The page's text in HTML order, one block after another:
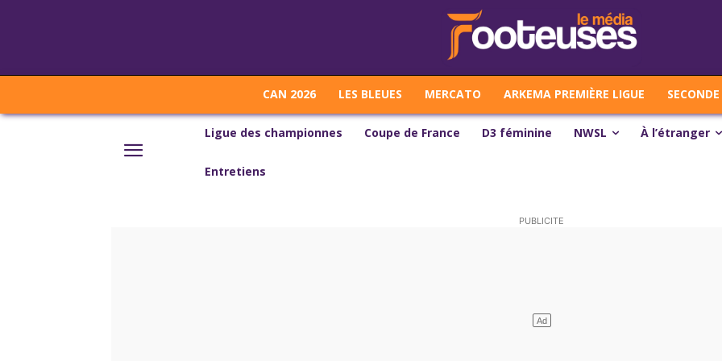
CAN 2026 LES BLEUES MERCATO ARKEMA PREMIÈRE LIGUE
Ligue des championnes Coupe de France D3 féminine NWSL À l’étranger
Entretiens